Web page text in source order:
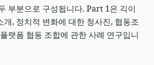
부분으로 구성됩니다. Part 1은 긱이
개, 정치적 변화에 대한 청사진, 협동조
랫폼 협동 조합에 관한 사례 연구입니